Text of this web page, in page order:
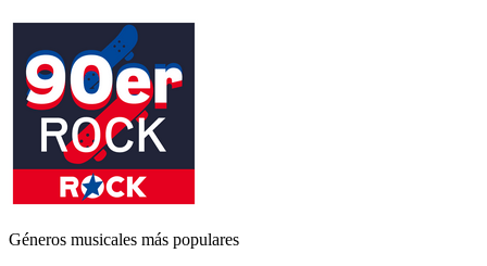
Géneros musicales más populares